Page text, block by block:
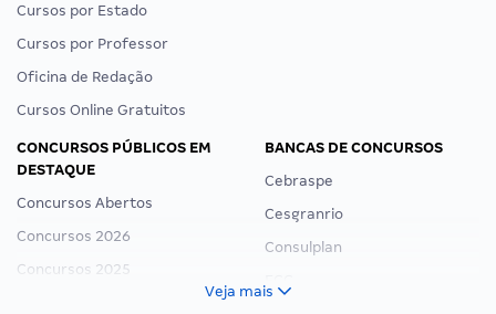
Cursos por Estado
Cursos por Professor
Oficina de Redação
Cursos Online Gratuitos
CONCURSOS PÚBLICOS EM
DESTAQUE
Concursos Abertos
Concursos 2026
Concursos 2025
BANCAS DE CONCURSOS
Cebraspe
Cesgranrio
Consulplan
Veja mais